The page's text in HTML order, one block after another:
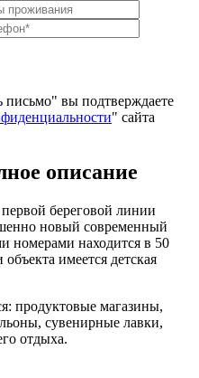
вы подтверждаете
" сайта
описание
береговой линии
новый современный
номерами находится в 50
имеется детская
продуктовые магазины,
сувенирные лавки,
отдыха.